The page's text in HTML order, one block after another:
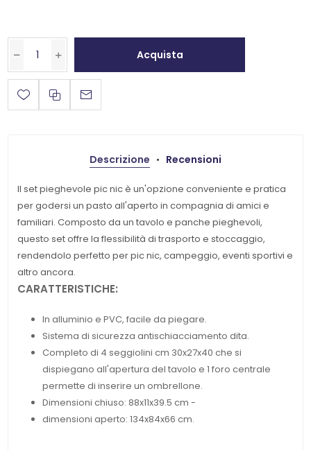
Acquista
Descrizione Recensioni
Il set pieghevole pic nic è un'opzione conveniente e pratica
per godersi un pasto all'aperto in compagnia di amici e
familiari. Composto da un tavolo e panche pieghevoli,
questo set offre la flessibilità di trasporto e stoccaggio,
rendendolo perfetto per pic nic, campeggio, eventi sportivi e
altro ancora.
CARATTERISTICHE:
In alluminio e PVC, facile da piegare.
Sistema di sicurezza antischiacciamento dita.
Completo di 4 seggiolini cm 30x27x40 che si
dispiegano all'apertura del tavolo e 1 foro centrale
permette di inserire un ombrellone.
Dimensioni chiuso: 88x11x39.5 cm -
dimensioni aperto: 134x84x66 cm.